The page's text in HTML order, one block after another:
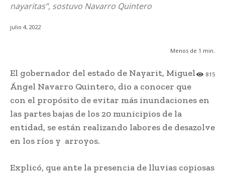
nayaritas”, sostuvo Navarro Quintero
julio 4, 2022
Menos de 1 min.
815
El gobernador del estado de Nayarit, Miguel
Ángel Navarro Quintero, dio a conocer que
con el propósito de evitar más inundaciones en
las partes bajas de los 20 municipios de la
entidad, se están realizando labores de desazolve
en los ríos y arroyos.
Explicó, que ante la presencia de lluvias copiosas